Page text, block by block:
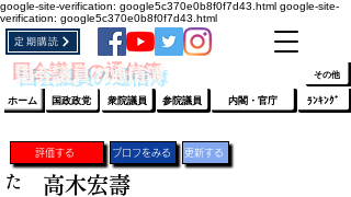
google-site-verification: google5c370e0b8f0f7d43.html google-site-
verification: google5c370e0b8f0f7d43.html
​国会議員の通信簿
定期購読
ホーム 国政政党 衆院議員 参院議員 ﾗﾝｷﾝｸﾞ
内閣・官庁
その他
評価する プロフをみる 更新する
た 高木宏壽